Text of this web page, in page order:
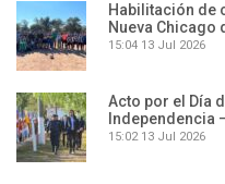
Habilitación de
Nueva Chicago
15:04 13 Jul 2026
Acto por el Día
Independencia
15:02 13 Jul 2026